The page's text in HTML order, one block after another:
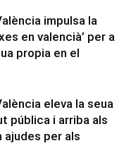
impulsa la
en valencià’ per a
propia en el
eleva la seua
pública i arriba als
ajudes per als